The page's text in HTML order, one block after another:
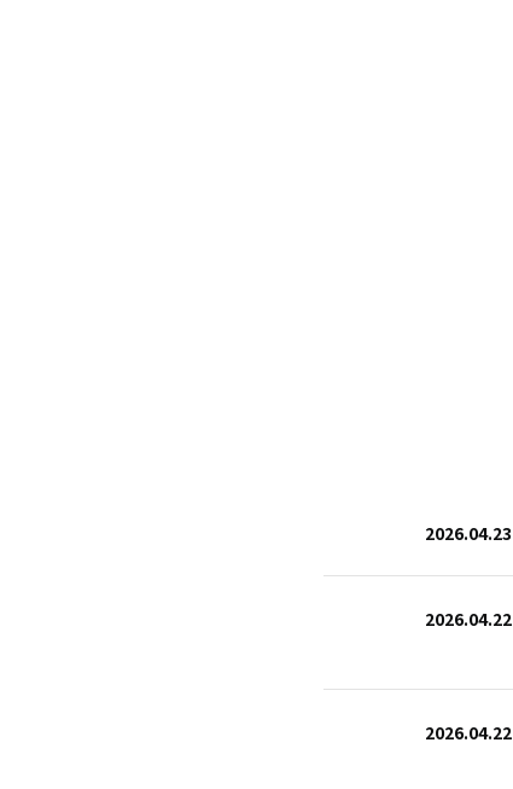
2026.04.23
2026.04.22
2026.04.22